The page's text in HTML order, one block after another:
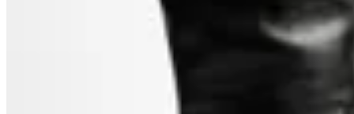
Bota Cuero Tango Caña Larga con